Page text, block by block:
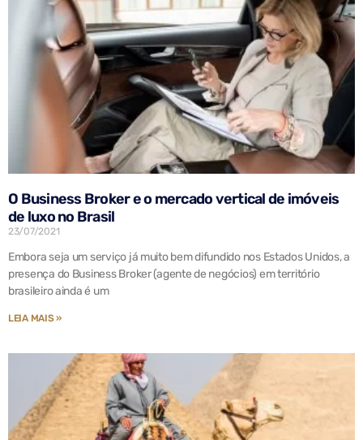
O Business Broker e o mercado vertical de imóveis
de luxo no Brasil
23/07/2021
Embora seja um serviço já muito bem difundido nos Estados Unidos, a
presença do Business Broker (agente de negócios) em território
brasileiro ainda é um
LEIA MAIS »